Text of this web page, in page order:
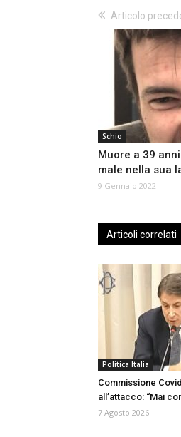
Articolo
Schio
Muore a 39
male nella sua
9 Gennaio 2022
Articoli correlati
Politica Italia
Commissione
all’attacco: “Mai
7 Agosto 2026